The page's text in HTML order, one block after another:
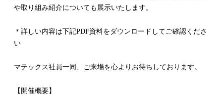
や取り組み紹介についても展示いたします。
＊詳しい内容は下記PDF資料をダウンロードしてご確認くださ
い
マテックス社員一同、ご来場を心よりお待ちしております。
【開催概要】